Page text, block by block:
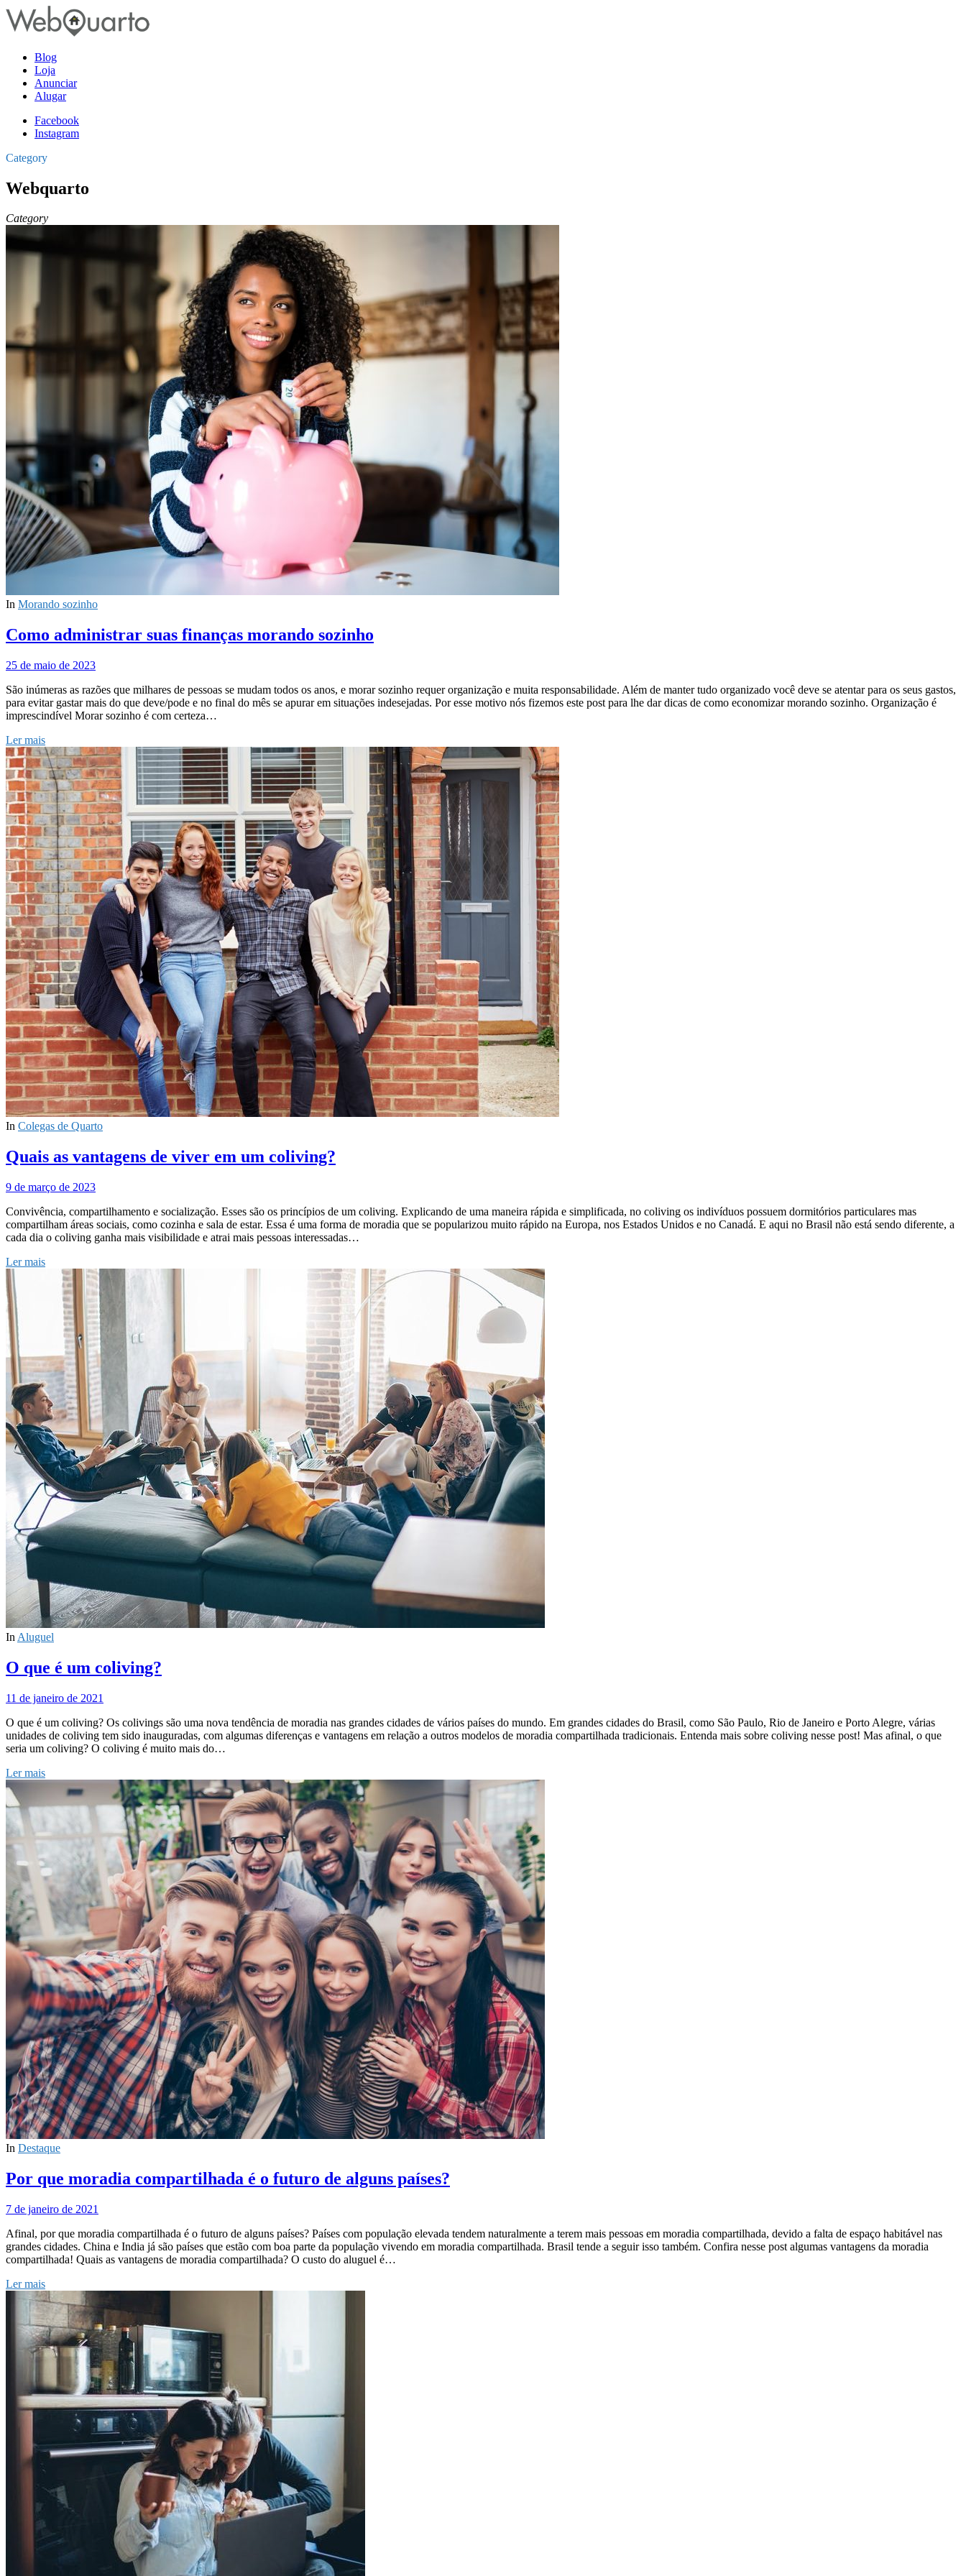
Blog
Loja
Anunciar
Alugar
Facebook
Instagram
Category
Webquarto
Category
In Morando sozinho
Como administrar suas finanças morando sozinho
25 de maio de 2023
São inúmeras as razões que milhares de pessoas se mudam todos os anos, e morar sozinho requer organização e muita responsabilidade. Além de manter tudo organizado você deve se atentar para os seus gastos,
para evitar gastar mais do que deve/pode e no final do mês se apurar em situações indesejadas. Por esse motivo nós fizemos este post para lhe dar dicas de como economizar morando sozinho. Organização é
imprescindível Morar sozinho é com certeza…
Ler mais
In Colegas de Quarto
Quais as vantagens de viver em um coliving?
9 de março de 2023
Convivência, compartilhamento e socialização. Esses são os princípios de um coliving. Explicando de uma maneira rápida e simplificada, no coliving os indivíduos possuem dormitórios particulares mas
compartilham áreas sociais, como cozinha e sala de estar. Essa é uma forma de moradia que se popularizou muito rápido na Europa, nos Estados Unidos e no Canadá. E aqui no Brasil não está sendo diferente, a
cada dia o coliving ganha mais visibilidade e atrai mais pessoas interessadas…
Ler mais
In Aluguel
O que é um coliving?
11 de janeiro de 2021
O que é um coliving? Os colivings são uma nova tendência de moradia nas grandes cidades de vários países do mundo. Em grandes cidades do Brasil, como São Paulo, Rio de Janeiro e Porto Alegre, várias
unidades de coliving tem sido inauguradas, com algumas diferenças e vantagens em relação a outros modelos de moradia compartilhada tradicionais. Entenda mais sobre coliving nesse post! Mas afinal, o que
seria um coliving? O coliving é muito mais do…
Ler mais
In Destaque
Por que moradia compartilhada é o futuro de alguns países?
7 de janeiro de 2021
Afinal, por que moradia compartilhada é o futuro de alguns países? Países com população elevada tendem naturalmente a terem mais pessoas em moradia compartilhada, devido a falta de espaço habitável nas
grandes cidades. China e India já são países que estão com boa parte da população vivendo em moradia compartilhada. Brasil tende a seguir isso também. Confira nesse post algumas vantagens da moradia
compartilhada! Quais as vantagens de moradia compartilhada? O custo do aluguel é…
Ler mais